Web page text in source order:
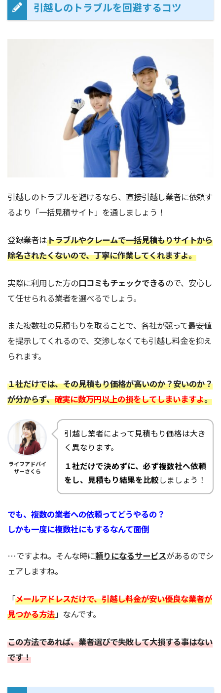
引越しのトラブルを回避するコツ
引越しのトラブルを避けるなら、直接引越し業者に依頼す
るより「一括見積サイト」を通しましょう！
登録業者はトラブルやクレームで一括見積もりサイトから
除名されたくないので、丁寧に作業してくれますよ。
実際に利用した方の口コミもチェックできるので、安心し
て任せられる業者を選べるでしょう。
また複数社の見積もりを取ることで、各社が競って最安値
を提示してくれるので、交渉しなくても引越し料金を抑え
られます。
１社だけでは、その見積もり価格が高いのか？安いのか？
が分からず、確実に数万円以上の損をしてしまいますよ。
ライフアドバイ
ザーさくら
引越し業者によって見積もり価格は大き
く異なります。
１社だけで決めずに、必ず複数社へ依頼
をし、見積もり結果を比較しましょう！
でも、複数の業者への依頼ってどうやるの？
しかも一度に複数社にもするなんて面倒
…ですよね。そんな時に頼りになるサービスがあるのでシ
ェアしますね。
「メールアドレスだけで、引越し料金が安い優良な業者が
見つかる方法」なんです。
この方法であれば、業者選びで失敗して大損する事はない
です！